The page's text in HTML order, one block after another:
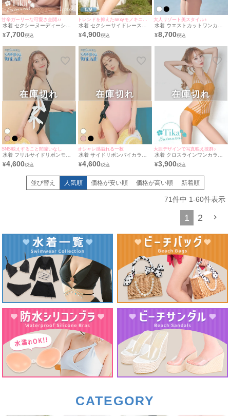
甘辛ガーリーな可愛さ全開♪♪
水着 セクシーヌーディーシア
ーガーリードットガーリーペプ
ラムフリルモノキニビキニ
¥7,700
水着 セクシーサイドレースア
ップモノキニビキニ
¥4,900
大人リゾート美スタイル♪
水着 ウエストカットワンカラ
ーフリル体型カバーワンピース
ビキニ
¥8,700
SNS映えすること間違いなし
水着 フリルサイドリボンモノ
キニガーリー体型カバーワンピ
ースビキニ
¥4,600
在庫切れ
オシャレ感溢れる一枚
水着 サイドリボンバイカラー
ガーリーモノキニ体型カバーワ
ンピースビキニ
¥4,600
在庫切れ
大胆デザインで写真映え抜群♪
水着 クロスラインワンカラー
バンドゥデザインモノキニホル
ターネックビキニ
¥3,900
在庫切れ
並び替え 人気順 価格が安い順 価格が高い順 新着順
71件中 1-60件表示
1 2
CATEGORY